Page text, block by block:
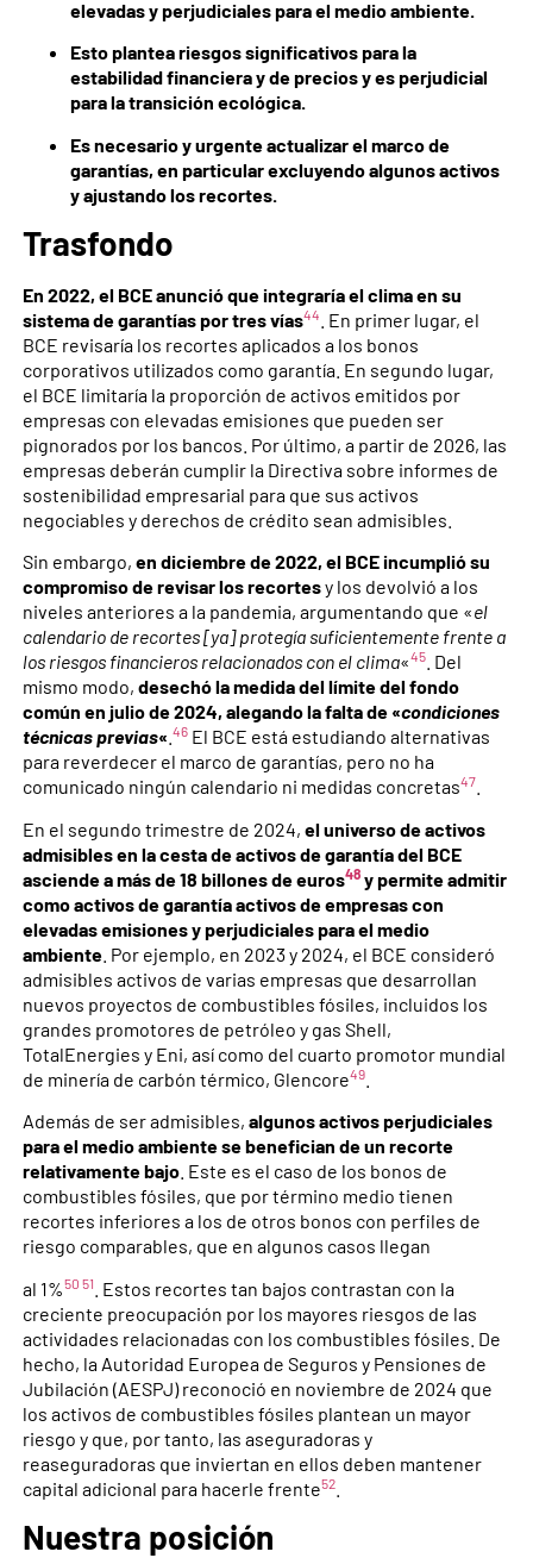
elevadas y perjudiciales para el medio ambiente.
Esto plantea riesgos significativos para la
estabilidad financiera y de precios y es perjudicial
para la transición ecológica.
Es necesario y urgente actualizar el marco de
garantías, en particular excluyendo algunos activos
y ajustando los recortes.
Trasfondo
En 2022, el BCE anunció que integraría el clima en su
sistema de garantías por tres vías44
. En primer lugar, el
BCE revisaría los recortes aplicados a los bonos
corporativos utilizados como garantía. En segundo lugar,
el BCE limitaría la proporción de activos emitidos por
empresas con elevadas emisiones que pueden ser
pignorados por los bancos. Por último, a partir de 2026, las
empresas deberán cumplir la Directiva sobre informes de
sostenibilidad empresarial para que sus activos
negociables y derechos de crédito sean admisibles.
Sin embargo, en diciembre de 2022, el BCE incumplió su
compromiso de revisar los recortesy los devolvió a los
niveles anteriores a la pandemia, argumentando que «el
calendario de recortes [ya] protegía suficientemente frente a
los riesgos financieros relacionados con el clima«45 . Del
mismo modo, desechó la medida del límite del fondo
común en julio de 2024, alegando la falta de «condiciones
técnicas previas« 46 El BCE está estudiando alternativas
para reverdecer el marco de garantías, pero no ha
comunicado ningún calendario ni medidas concretas47
En el segundo trimestre de 2024, el universo de activos
admisibles en la cesta de activos de garantía del BCE
asciende a más de 18 billones de euros48 y permite admitir
como activos de garantía activos de empresas con
elevadas emisiones y perjudiciales para el medio
ambiente . Por ejemplo, en 2023 y 2024, el BCE consideró
admisibles activos de varias empresas que desarrollan
nuevos proyectos de combustibles fósiles, incluidos los
grandes promotores de petróleo y gas Shell,
TotalEnergies y Eni, así como del cuarto promotor mundial
de minería de carbón térmico, Glencore49
Además de ser admisibles, algunos activos perjudiciales
para el medio ambiente se benefician de un recorte
relativamente bajo . Este es el caso de los bonos de
combustibles fósiles, que por término medio tienen
recortes inferiores a los de otros bonos con perfiles de
riesgo comparables, que en algunos casos llegan
al 1%50 51
. Estos recortes tan bajos contrastan con la
creciente preocupación por los mayores riesgos de las
actividades relacionadas con los combustibles fósiles. De
hecho, la Autoridad Europea de Seguros y Pensiones de
Jubilación (AESPJ) reconoció en noviembre de 2024 que
los activos de combustibles fósiles plantean un mayor
riesgo y que, por tanto, las aseguradoras y
reaseguradoras que inviertan en ellos deben mantener
capital adicional para hacerle frente52
Nuestra posición